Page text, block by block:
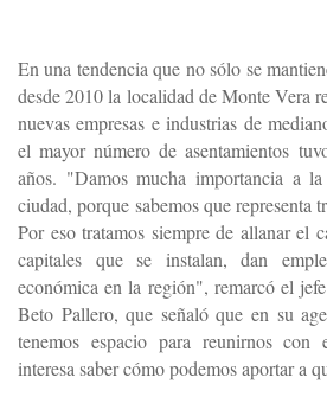
En una tendencia que no sólo se
desde 2010 la localidad de Monte Vera
nuevas empresas e industrias de
el mayor número de asentamientos
años. "Damos mucha importancia a
ciudad, porque sabemos que representa
Por eso tratamos siempre de allanar el
capitales que se instalan, dan
económica en la región", remarcó el
Beto Pallero, que señaló que en su
tenemos espacio para reunirnos con
interesa saber cómo podemos aportar a